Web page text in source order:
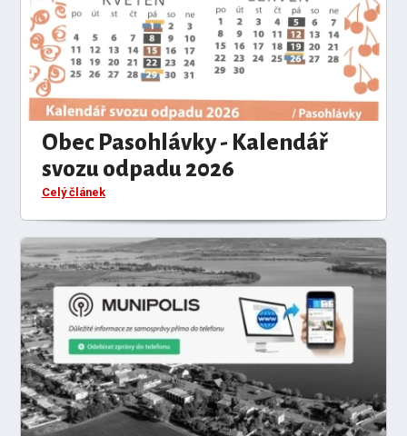
Obec Pasohlávky - Kalendář
svozu odpadu 2026
Celý článek